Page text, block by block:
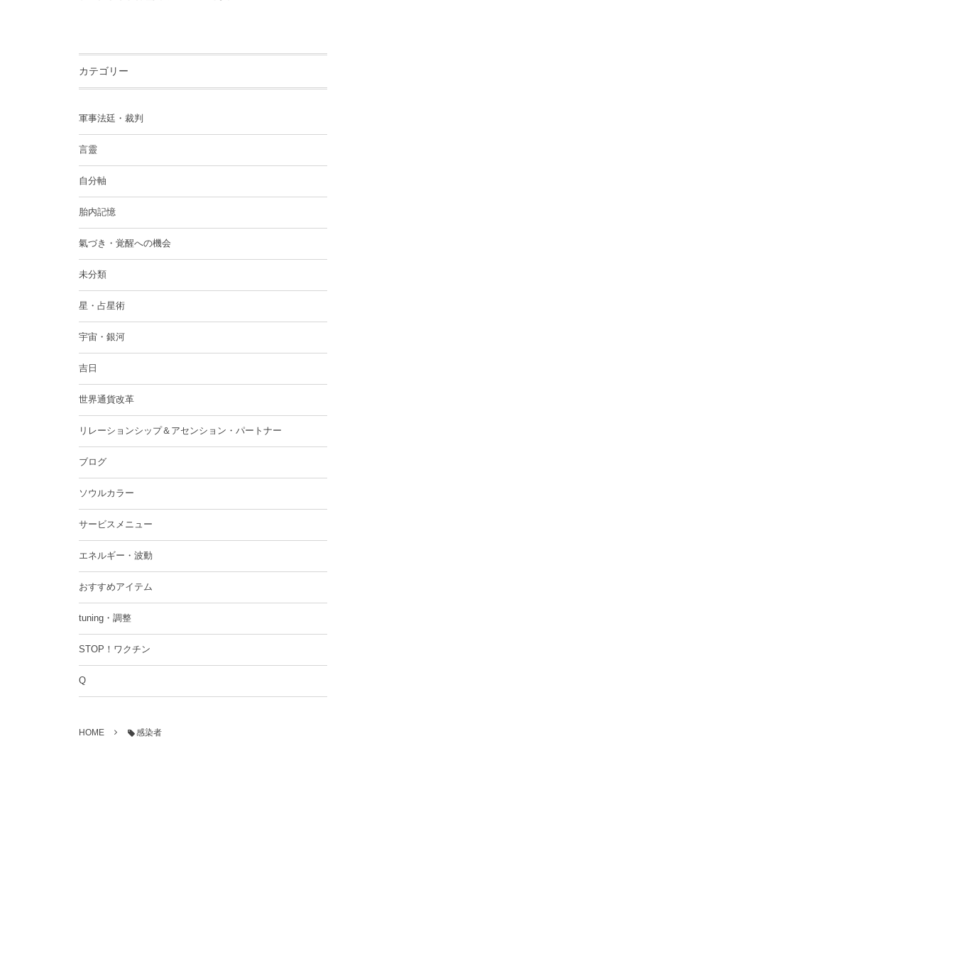
カテゴリー
軍事法廷・裁判
言靈
自分軸
胎内記憶
氣づき・覚醒への機会
未分類
星・占星術
宇宙・銀河
吉日
世界通貨改革
リレーションシップ＆アセンション・パートナー
ブログ
ソウルカラー
サービスメニュー
エネルギー・波動
おすすめアイテム
tuning・調整
STOP！ワクチン
Q
HOME 感染者